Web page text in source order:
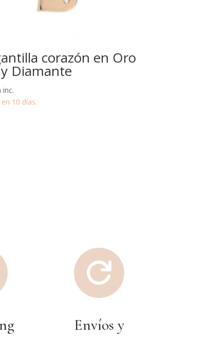
corazón en Oro
Diamante
inc.
10 días.

Envíos y